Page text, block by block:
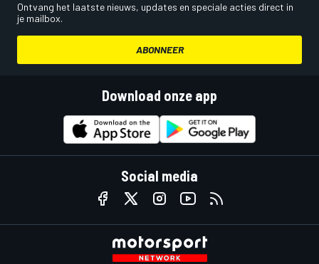
Ontvang het laatste nieuws, updates en speciale acties direct in
je mailbox.
ABONNEER
Download onze app
Social media